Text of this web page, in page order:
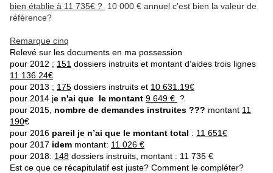
bien établie à 11 735€ ? 10 000 € annuel c'est bien la valeur de
référence?
Remarque cinq
Relevé sur les documents en ma possession
pour 2012 ; 151 dossiers instruits et montant d’aides trois lignes
11 136.24€
pour 2013 ; 175 dossiers instruits et 10 631.19€
pour 2014 je n'ai que le montant 9 649 € ?
pour 2015, nombre de demandes instruites ??? montant 11
190€
pour 2016 pareil je n’ai que le montant total : 11 651€
pour 2017 idem montant: 11 026 €
pour 2018: 148 dossiers instruits, montant : 11 735 €
Est ce que ce récapitulatif est juste? Comment le compléter?